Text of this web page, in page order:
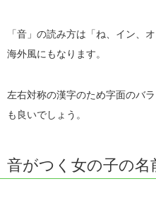
「音」の読み方は「ね、イン、
海外風にもなります。
左右対称の漢字のため字面のバ
も良いでしょう。
音がつく女の子の名